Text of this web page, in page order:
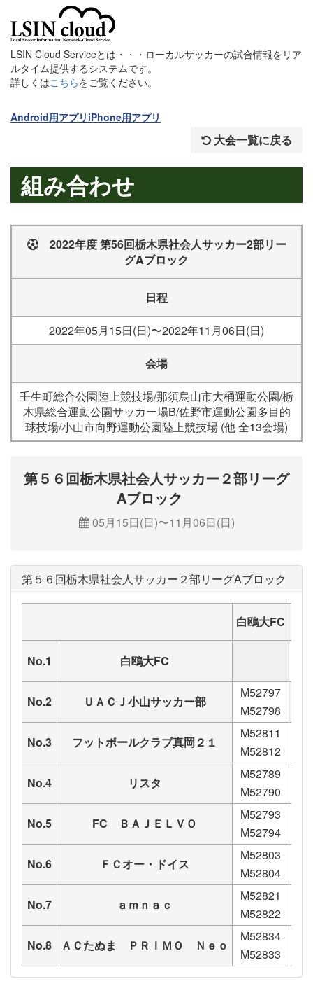
LSIN Cloud Serviceとは・・・ローカルサッカーの試合情報をリア
ルタイム提供するシステムです。
詳しくはこちらをご覧ください。
Android用アプリ iPhone用アプリ
大会一覧に戻る
組み合わせ
2022年度 第56回栃木県社会人サッカー2部リー
グAブロック
日程
2022年05月15日(日)〜2022年11月06日(日)
会場
壬生町総合公園陸上競技場/那須烏山市大桶運動公園/栃
木県総合運動公園サッカー場B/佐野市運動公園多目的
球技場/小山市向野運動公園陸上競技場 (他 全13会場)
第５６回栃木県社会人サッカー２部リーグ
Aブロック
05月15日(日)〜11月06日(日)
第５６回栃木県社会人サッカー２部リーグAブロック
白鴎大FC
No.1 白鴎大FC
No.2 ＵＡＣＪ小山サッカー部
M52797
M52798
No.3
フットボールクラブ真岡２１
M52811
M52812
No.4
リスタ
M52789
M52790
No.5
FC ＢＡＪＥＬＶＯ
M52793
M52794
No.6
ＦＣオー・ドイス
M52803
M52804
No.7
ａｍｎａｃ
M52821
M52822
No.8
ＡＣたぬま ＰＲＩＭＯ Ｎｅｏ
M52834
M52833